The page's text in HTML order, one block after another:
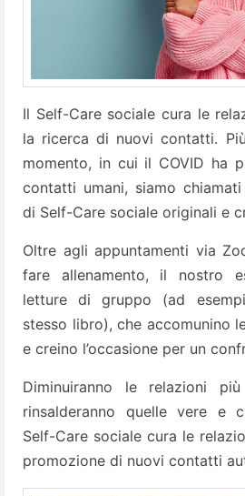
Il Self-Care sociale cura le
la ricerca di nuovi contatti.
momento, in cui il COVID ha
contatti umani, siamo
di Self-Care sociale originali e
Oltre agli appuntamenti via
fare allenamento, il nostro
letture di gruppo (ad
stesso libro), che accomunino
e creino l’occasione per un
Diminuiranno le relazioni
rinsalderanno quelle vere e
Self-Care sociale cura le
promozione di nuovi contatti